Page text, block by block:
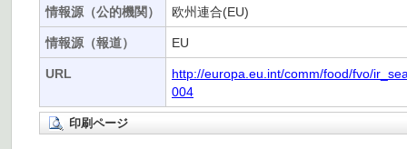
情報源（公的機関） 欧州連合(EU)
情報源（報道） EU
URL
http://europa.eu.int/comm/food/fvo/
004
印刷ページ